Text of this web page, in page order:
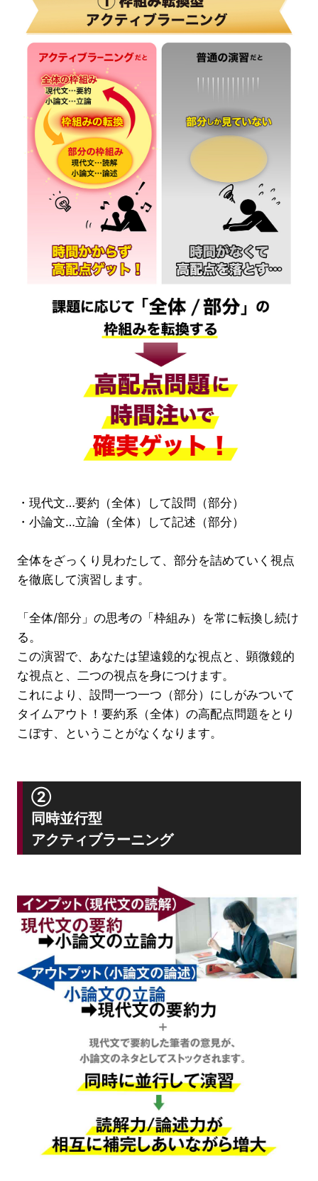
・現代文…要約（全体）して設問（部分）
・小論文…立論（全体）して記述（部分）
全体をざっくり見わたして、部分を詰めていく視点
を徹底して演習します。
「全体/部分」の思考の「枠組み）を常に転換し続け
る。
この演習で、あなたは望遠鏡的な視点と、顕微鏡的
な視点と、二つの視点を身につけます。
これにより、設問一つ一つ（部分）にしがみついて
タイムアウト！要約系（全体）の高配点問題をとり
こぼす、ということがなくなります。
②
同時並行型
アクティブラーニング